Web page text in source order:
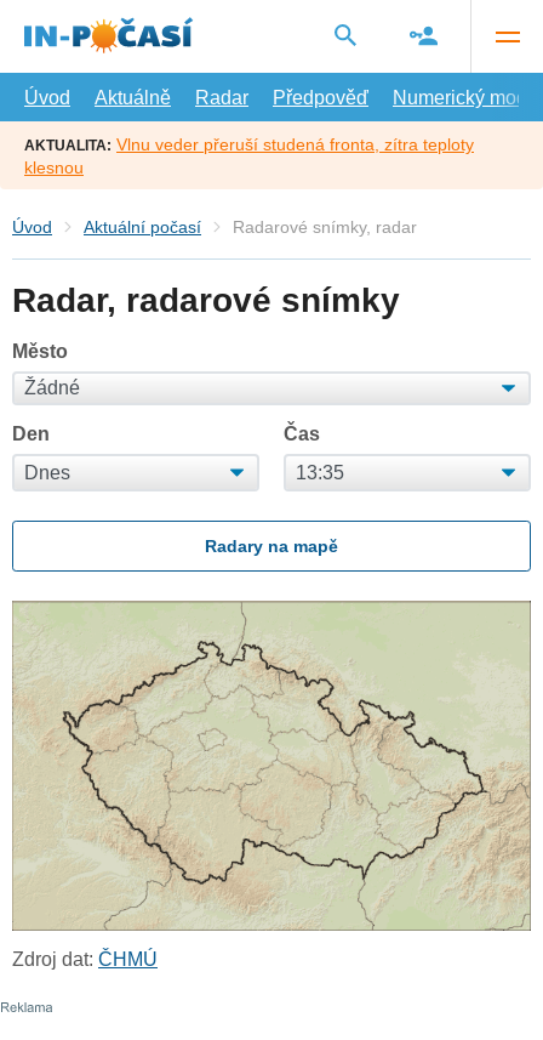
hlavní
Úvod
Aktuálně Radar Předpověď Numerický model
AKTUALITA: Vlnu veder přeruší studená fronta, zítra teploty
klesnou
Úvod Aktuální počasí Radarové snímky, radar
Radar, radarové snímky
Město
Den Čas
Radary na mapě
Zdroj dat: ČHMÚ